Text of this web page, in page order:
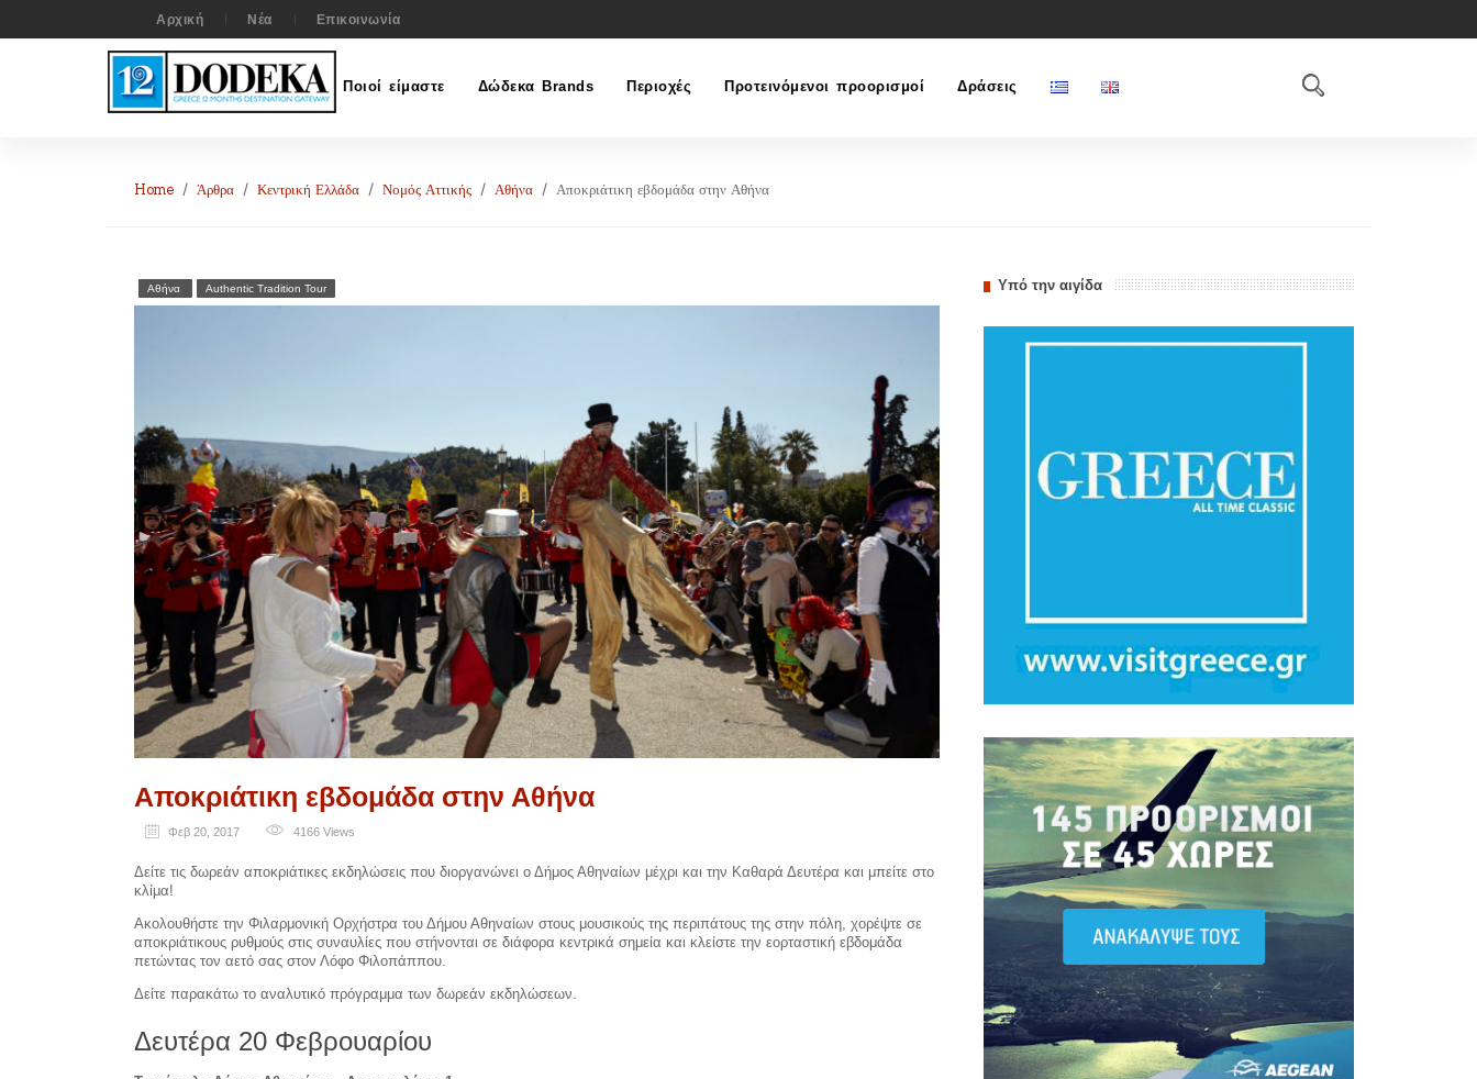
Αρχική Νέα Επικοινωνία
Ποιοί είμαστε Δώδεκα Brands Περιοχές Προτεινόμενοι προορισμοί Δράσεις
Home Άρθρα Κεντρική Ελλάδα Νομός Αττικής Αθήνα Αποκριάτικη εβδομάδα στην Αθήνα
Αθήνα Authentic Tradition Tour
Αποκριάτικη εβδομάδα στην Αθήνα
Φεβ 20, 2017 4166 Views
Δείτε τις δωρεάν αποκριάτικες εκδηλώσεις που διοργανώνει ο Δήμος Αθηναίων μέχρι και την Καθαρά Δευτέρα και μπείτε στο
κλίμα!
Ακολουθήστε την Φιλαρμονική Ορχήστρα του Δήμου Αθηναίων στους μουσικούς της περιπάτους της στην πόλη, χορέψτε σε
αποκριάτικους ρυθμούς στις συναυλίες που στήνονται σε διάφορα κεντρικά σημεία και κλείστε την εορταστική εβδομάδα
πετώντας τον αετό σας στον Λόφο Φιλοπάππου.
Δείτε παρακάτω το αναλυτικό πρόγραμμα των δωρεάν εκδηλώσεων.
Δευτέρα 20 Φεβρουαρίου
Υπό την αιγίδα